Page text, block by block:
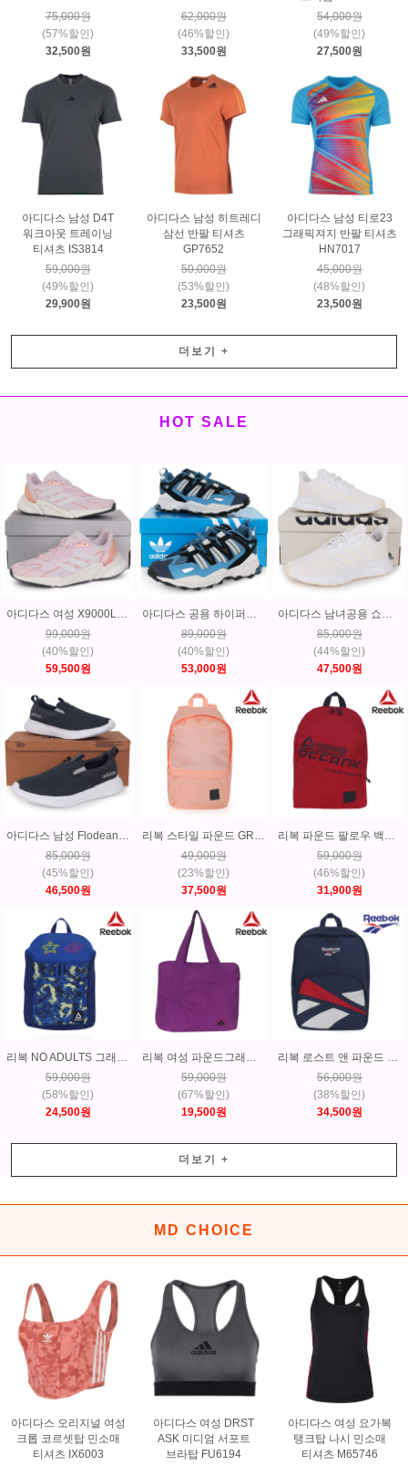
75,000원
(57%할인)
32,500원
62,000원
(46%할인)
33,500원
54,000원
(49%할인)
27,500원
아디다스 남성 D4T
워크아웃 트레이닝
티셔츠 IS3814
59,000원
(49%할인)
29,900원
아디다스 남성 히트레디
삼선 반팔 티셔츠
GP7652
50,000원
(53%할인)
23,500원
아디다스 남성 티로23
그래픽져지 반팔 티셔츠
HN7017
45,000원
(48%할인)
23,500원
더보기 +
HOT SALE
99,000원
(40%할인)
59,500원
89,000원
(40%할인)
53,000원
85,000원
(44%할인)
47,500원
85,000원
(45%할인)
46,500원
49,000원
(23%할인)
37,500원
59,000원
(46%할인)
31,900원
리복 NO ADULTS 그래픽 백팩 스포츠가방 학생가방-BP5496
59,000원
(58%할인)
24,500원
리복 여성 파운드그래프 토트백 숄더백 스포츠가방 학생가방-BR9555
59,000원
(67%할인)
19,500원
리복 로스트 앤 파운드 백터 백팩 스포츠가방 학생가방-DH3549
56,000원
(38%할인)
34,500원
더보기 +
MD CHOICE
아디다스 오리지널 여성
크롭 코르셋탑 민소매
티셔츠 IX6003
아디다스 여성 DRST
ASK 미디엄 서포트
브라탑 FU6194
아디다스 여성 요가복
탱크탑 나시 민소매
티셔츠 M65746